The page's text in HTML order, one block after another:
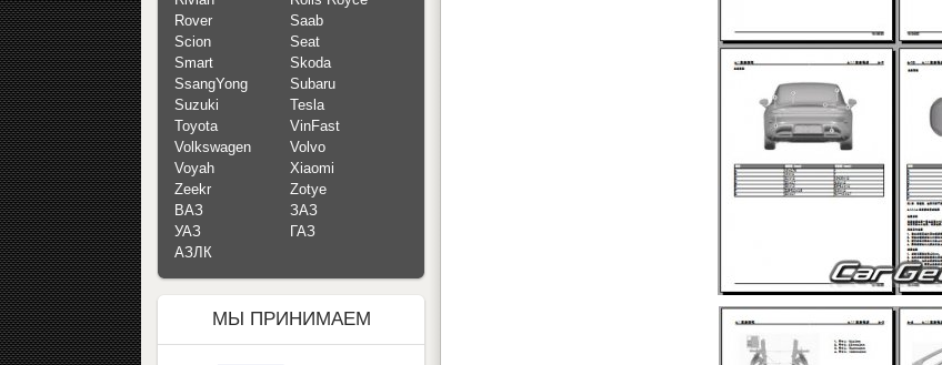
Rover
Saab
Scion
Seat
Smart
Skoda
SsangYong
Subaru
Suzuki
Tesla
Toyota
VinFast
Volkswagen
Volvo
Voyah
Xiaomi
Zeekr
Zotye
ВАЗ
ЗАЗ
УАЗ
ГАЗ
АЗЛК
МЫ ПРИНИМАЕМ